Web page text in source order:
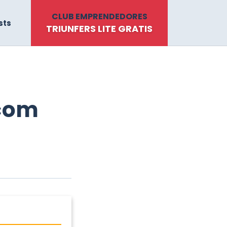
CLUB EMPRENDEDORES
TRIUNFERS LITE GRATIS